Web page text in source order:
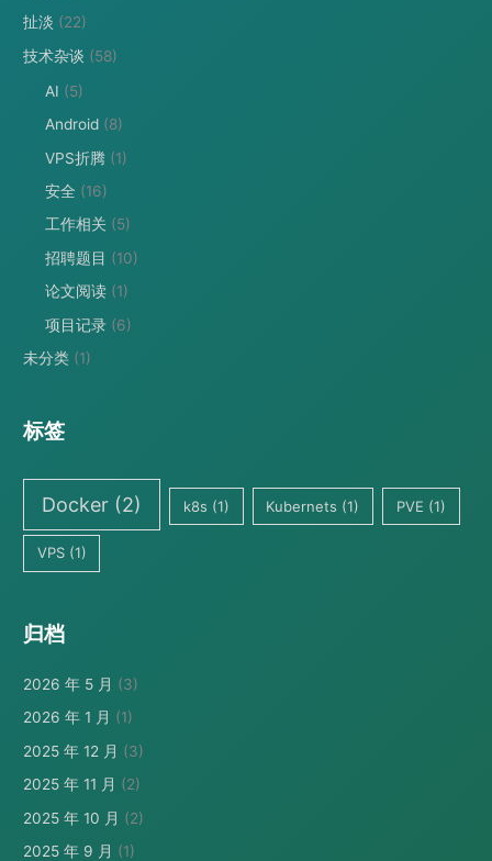
扯淡 (22)
技术杂谈 (58)
AI (5)
Android (8)
VPS折腾 (1)
安全 (16)
工作相关 (5)
招聘题目 (10)
论文阅读 (1)
项目记录 (6)
未分类 (1)
标签
Docker (2) k8s (1) Kubernets (1) PVE (1)
VPS(1)
归档
2026 年 5 月 (3)
2026 年 1 月 (1)
2025 年 12 月 (3)
2025 年 11 月 (2)
2025 年 10 月 (2)
2025 年 9 月 (1)